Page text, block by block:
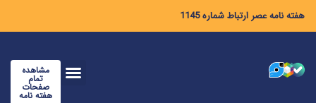
هفته نامه عصر ارتباط شماره 1145
مشاهده
تمام
صفحات
هفته نامه